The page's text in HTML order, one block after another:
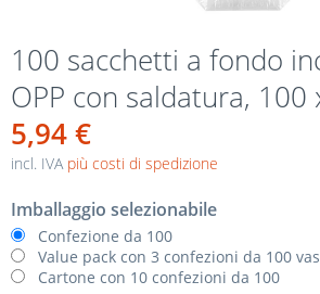
100 sacchetti a fondo
OPP con saldatura, 100
5,94 €
incl. IVA più costi di spedizione
Imballaggio selezionabile
Confezione da 100
Value pack con 3 confezioni da 100
Cartone con 10 confezioni da 100